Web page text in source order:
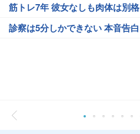
筋トレ7年 彼女なしも肉体は別格
診察は5分しかできない 本音告白